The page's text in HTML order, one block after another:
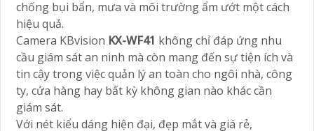
chống bụi bẩn, mưa và môi trường ẩm ướt một cách
hiệu quả.
Camera KBvision KX-WF41 không chỉ đáp ứng nhu
cầu giám sát an ninh mà còn mang đến sự tiện ích và
tin cậy trong việc quản lý an toàn cho ngôi nhà, công
ty, cửa hàng hay bất kỳ không gian nào khác cần
giám sát.
Với nét kiểu dáng hiện đại, đẹp mắt và giá rẻ,